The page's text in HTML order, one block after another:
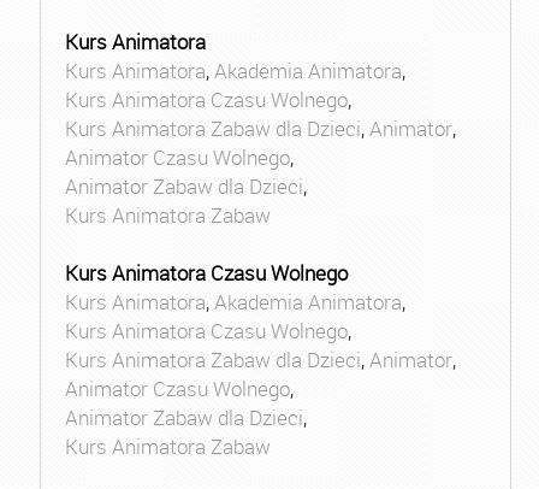
Kurs Animatora
Kurs Animatora,Akademia Animatora,
Kurs Animatora Czasu Wolnego,
Kurs Animatora Zabaw dla Dzieci,Animator,
Animator Czasu Wolnego,
Animator Zabaw dla Dzieci,
Kurs Animatora Zabaw
Kurs Animatora Czasu Wolnego
Kurs Animatora,Akademia Animatora,
Kurs Animatora Czasu Wolnego,
Kurs Animatora Zabaw dla Dzieci,Animator,
Animator Czasu Wolnego,
Animator Zabaw dla Dzieci,
Kurs Animatora Zabaw